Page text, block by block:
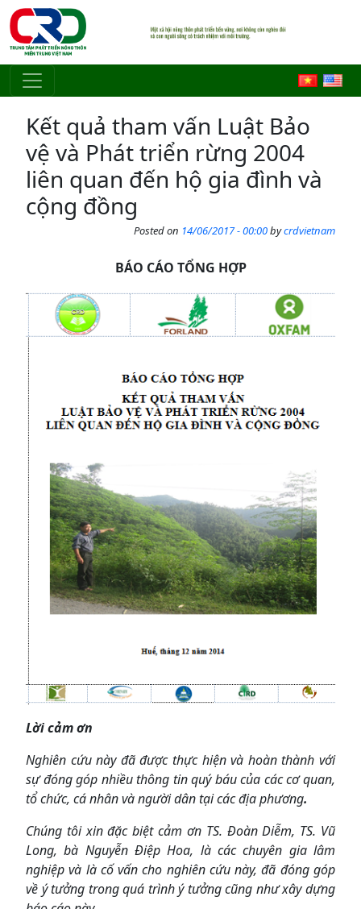
Skip to main content
Kết quả tham vấn Luật Bảo
vệ và Phát triển rừng 2004
liên quan đến hộ gia đình và
cộng đồng
Posted on 14/06/2017 - 00:00bycrdvietnam
BÁO CÁO TỔNG HỢP
Lời cảm ơn
Nghiên cứu này đã được thực hiện và hoàn thành với
sự đóng góp nhiều thông tin quý báu của các cơ quan,
tổ chức, cá nhân và người dân tại các địa phương.
Chúng tôi xin đặc biệt cảm ơn TS. Đoàn Diễm, TS. Vũ
Long, bà Nguyễn Điệp Hoa, là các chuyên gia lâm
nghiệp và là cố vấn cho nghiên cứu này, đã đóng góp
về ý tưởng trong quá trình ý tưởng cũng như xây dựng